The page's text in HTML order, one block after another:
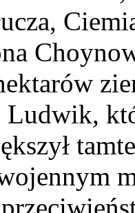
Ludwik,